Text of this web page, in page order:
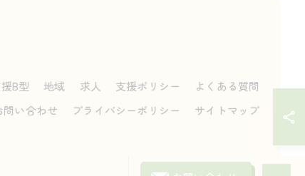
B型 地域 求人 支援ポリシー
よくある質問
問い合わせ プライバシーポリシー サイトマップ